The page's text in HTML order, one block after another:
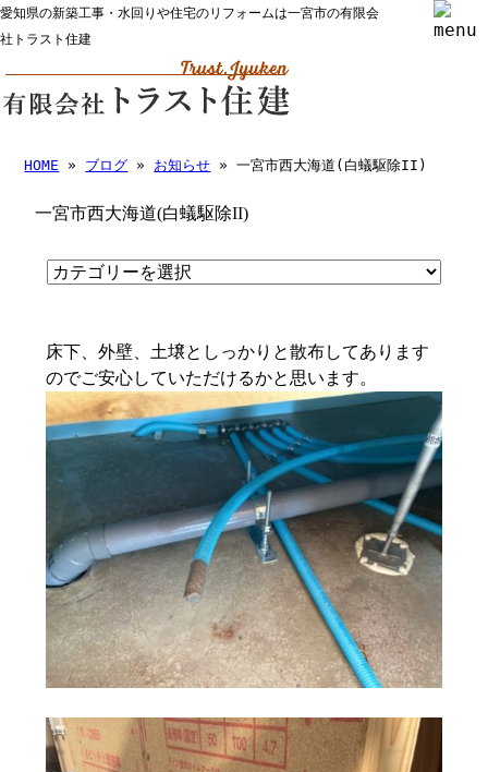
愛知県の新築工事・水回りや住宅のリフォームは一宮市の有限会
社トラスト住建
HOME » ブログ » お知らせ » 一宮市西大海道(白蟻駆除II)
一宮市西大海道(白蟻駆除II)
床下、外壁、土壌としっかりと散布してあります
のでご安心していただけるかと思います。